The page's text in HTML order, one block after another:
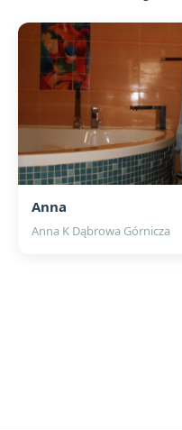
Anna
Anna K Dąbrowa Górnicza